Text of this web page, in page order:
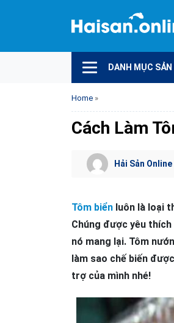
DANH MỤC SẢN
Home »
Cách Làm
Hải Sản Online
Tôm biển luôn là loại
Chúng được yêu
nó mang lại. Tôm
làm sao chế biến
trợ của mình nhé!